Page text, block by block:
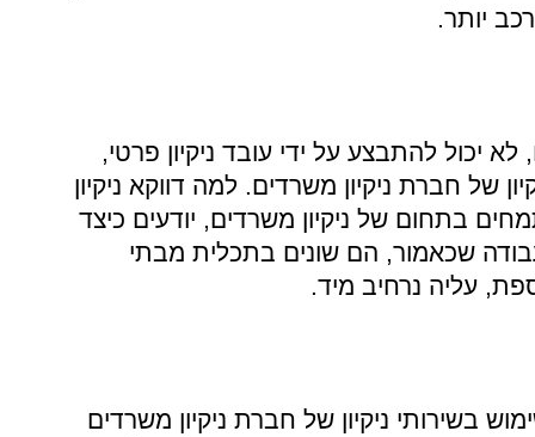
יותר.
לא יכול להתבצע על ידי עובד ניקיון פרטי,
של חברת ניקיון משרדים. למה דווקא ניקיון
בתחום של ניקיון משרדים, יודעים כיצד
שכאמור, הם שונים בתכלית מבתי
עליה נרחיב מיד.
בשירותי ניקיון של חברת ניקיון משרדים